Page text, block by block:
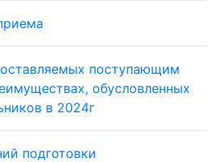
поступающим
обусловленных
в 2024г
подготовки